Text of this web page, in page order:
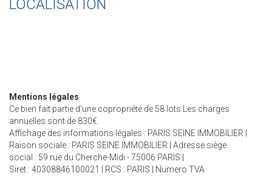
LOCALISATION
Mentions légales
Ce bien fait partie d'une copropriété de 58 lots.Les charges
annuelles sont de 830€.
Affichage des informations légales : PARIS SEINE IMMOBILIER |
Raison sociale : PARIS SEINE IMMOBILIER | Adresse siège
social : 59 rue du Cherche-Midi - 75006 PARIS |
Siret : 40308846100021 | RCS : PARIS | Numero TVA